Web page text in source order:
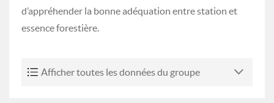
d’appréhender la bonne adéquation entre station et
essence forestière.
Afficher toutes les données du groupe